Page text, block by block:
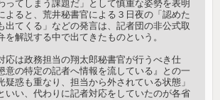
ってしまう課題だ」として慎重な姿勢を表明
よると、荒井秘書官による３日夜の「認めた
出てくる」などの発言は、記者団の非公式取
を解説する中で出てきたものという。
は政務担当の翔太郎秘書官が行うべき仕
意の特定の記者へ情報を流している』との一
疑惑も重なり、担当から外されている状態」
いい、代わりに記者対応をしていたのが各省